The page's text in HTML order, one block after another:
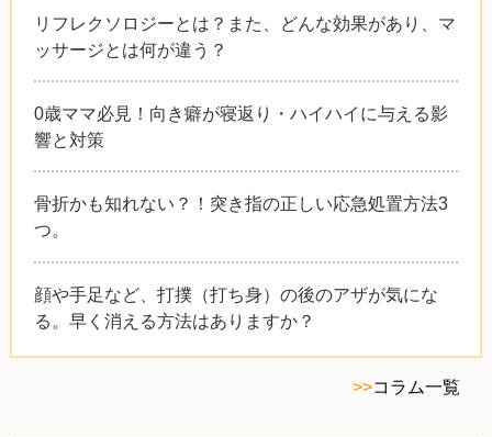
リフレクソロジーとは？また、どんな効果があり、マ
ッサージとは何が違う？
0歳ママ必見！向き癖が寝返り・ハイハイに与える影
響と対策
骨折かも知れない？！突き指の正しい応急処置方法3
つ。
顔や手足など、打撲（打ち身）の後のアザが気にな
る。早く消える方法はありますか？
>>コラム一覧